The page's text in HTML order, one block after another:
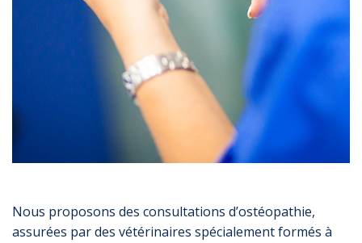
Nous proposons des consultations d’ostéopathie,
assurées par des vétérinaires spécialement formés à